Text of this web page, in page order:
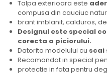
Talpa exterioara este
compusa din cauciuc
brant imblanit, calduros,
Designul este special
corecta a piciorului.
Datorita modelului cu scai
Recomandat in special
protectie in fata pentru